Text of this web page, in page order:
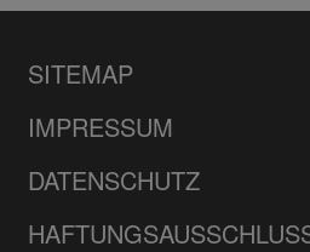
SITEMAP
IMPRESSUM
DATENSCHUTZ